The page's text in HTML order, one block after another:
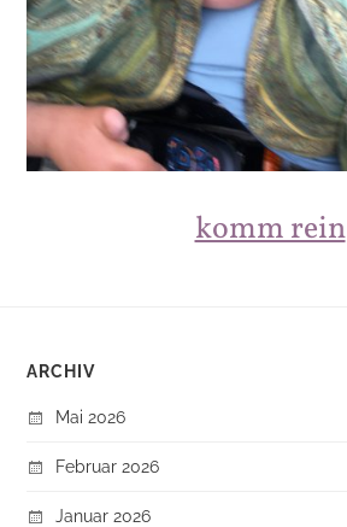
komm rein
ARCHIV
Mai 2026
Februar 2026
Januar 2026